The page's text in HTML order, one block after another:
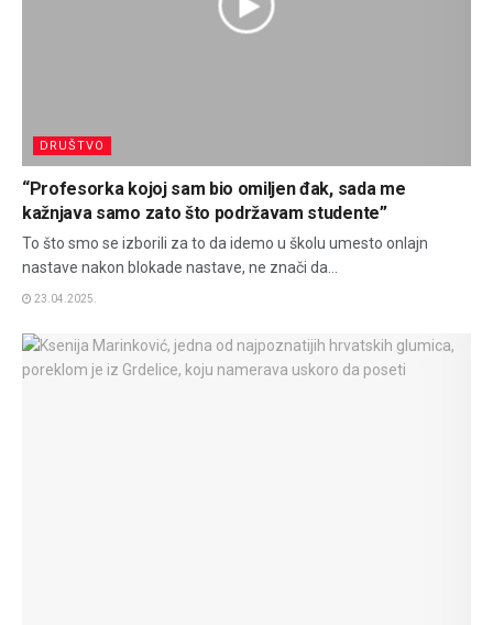
DRUŠTVO
“Profesorka kojoj sam bio omiljen đak, sada me
kažnjava samo zato što podržavam studente”
To što smo se izborili za to da idemo u školu umesto onlajn
nastave nakon blokade nastave, ne znači da...
23.04.2025.